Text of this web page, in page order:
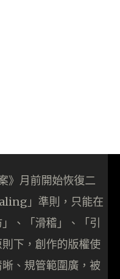
》月前開始恢復二
」準則，只能在
、「滑稽」、「引
下，創作的版權使
、規管範圍廣，被